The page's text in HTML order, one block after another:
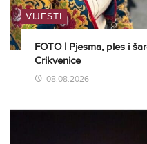
VIJESTI
FOTO | Pjesma, ples i
Crikvenice
08.08.2026